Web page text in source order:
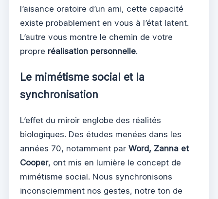
l’aisance oratoire d’un ami, cette capacité
existe probablement en vous à l’état latent.
L’autre vous montre le chemin de votre
propre réalisation personnelle.
Le mimétisme social et la
synchronisation
L’effet du miroir englobe des réalités
biologiques. Des études menées dans les
années 70, notamment par Word, Zanna et
Cooper, ont mis en lumière le concept de
mimétisme social. Nous synchronisons
inconsciemment nos gestes, notre ton de